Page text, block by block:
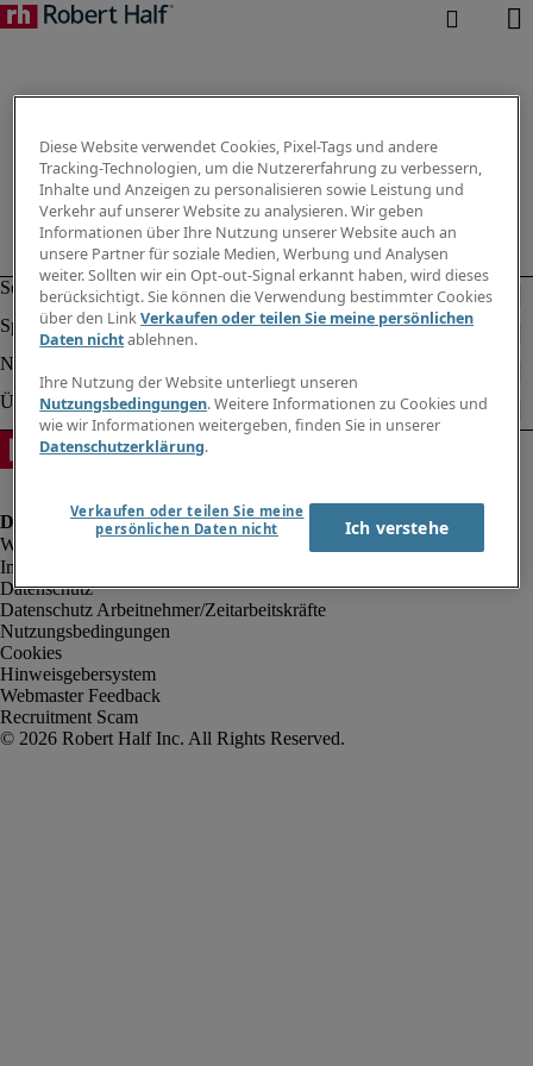
Impressum
Datenschutz
Datenschutz Arbeitnehmer/Zeitarbeitskräfte
Nutzungsbedingungen
Cookies
Hinweisgebersystem
Webmaster Feedback
Recruitment Scam
Diese Website verwendet Cookies, Pixel-Tags und andere
Tracking-Technologien, um die Nutzererfahrung zu verbessern,
Inhalte und Anzeigen zu personalisieren sowie Leistung und
Verkehr auf unserer Website zu analysieren. Wir geben
Informationen über Ihre Nutzung unserer Website auch an
unsere Partner für soziale Medien, Werbung und Analysen
weiter. Sollten wir ein Opt-out-Signal erkannt haben, wird dieses
berücksichtigt. Sie können die Verwendung bestimmter Cookies
über den LinkVerkaufen oder teilen Sie meine persönlichen
Daten nichtablehnen.
Ihre Nutzung der Website unterliegt unseren
Nutzungsbedingungen. Weitere Informationen zu Cookies und
wie wir Informationen weitergeben, finden Sie in unserer
Datenschutzerklärung.
Verkaufen oder teilen Sie meine
persönlichen Daten nicht
Ich verstehe